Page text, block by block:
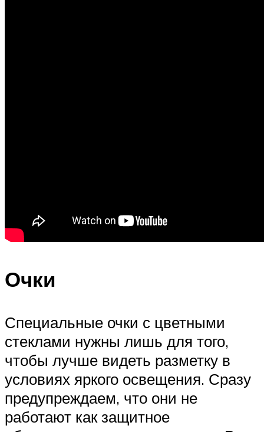
Очки
Специальные очки с цветными
стеклами нужны лишь для того,
чтобы лучше видеть разметку в
условиях яркого освещения. Сразу
предупреждаем, что они не
работают как защитное